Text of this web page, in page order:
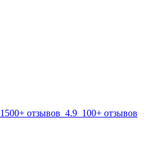
1500+ отзывов 4.9 100+ отзывов